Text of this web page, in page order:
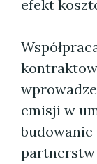
efekt
emisji w